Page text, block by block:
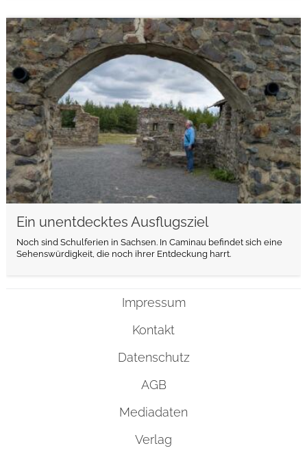
Ein unentdecktes Ausflugsziel
Noch sind Schulferien in Sachsen. In Caminau befindet sich eine
Sehenswürdigkeit, die noch ihrer Entdeckung harrt.
weiterlesen
Impressum
Kontakt
Datenschutz
AGB
Mediadaten
Verlag